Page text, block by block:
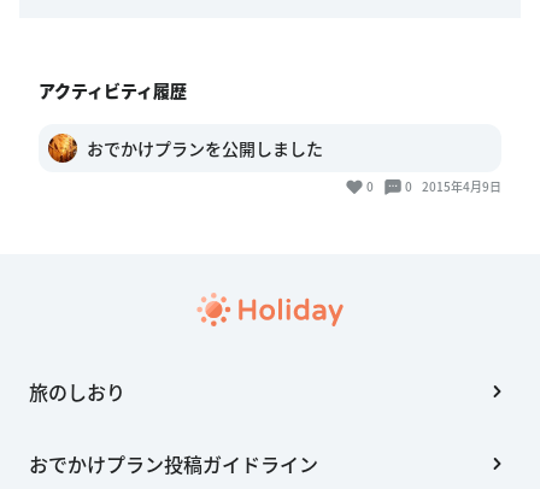
アクティビティ履歴
おでかけプランを公開しました
0 0 2015年4月9日
旅のしおり
おでかけプラン投稿ガイドライン